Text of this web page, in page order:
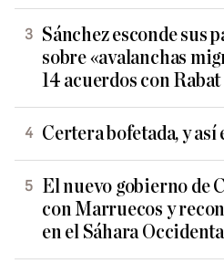
Sánchez esconde sus
sobre «avalanchas
14 acuerdos con Rabat
Certera bofetada, y así
El nuevo gobierno de
con Marruecos y
en el Sáhara